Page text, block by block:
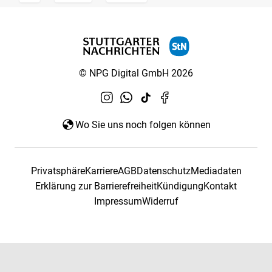
© NPG Digital GmbH 2026
Wo Sie uns noch folgen können
PrivatsphäreKarriereAGBDatenschutzMediadaten
Erklärung zur BarrierefreiheitKündigungKontakt
ImpressumWiderruf